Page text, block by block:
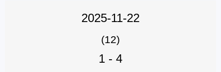
2025-11-22
(12)
1 - 4